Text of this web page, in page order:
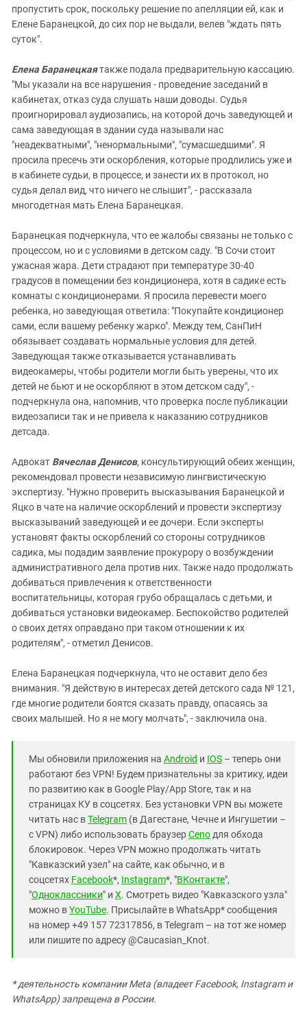
пропустить срок, поскольку решение по апелляции ей, как и
Елене Баранецкой, до сих пор не выдали, велев "ждать пять
суток".
Елена Баранецкаятакже подала предварительную кассацию.
"Мы указали на все нарушения - проведение заседаний в
кабинетах, отказ суда слушать наши доводы. Судья
проигнорировал аудиозапись, на которой дочь заведующей и
сама заведующая в здании суда называли нас
"неадекватными", "ненормальными", "сумасшедшими". Я
просила пресечь эти оскорбления, которые продлились уже и
в кабинете судьи, в процессе, и занести их в протокол, но
судья делал вид, что ничего не слышит", - рассказала
многодетная мать Елена Баранецкая.
Баранецкая подчеркнула, что ее жалобы связаны не только с
процессом, но и с условиями в детском саду. "В Сочи стоит
ужасная жара. Дети страдают при температуре 30-40
градусов в помещении без кондиционера, хотя в садике есть
комнаты с кондиционерами. Я просила перевести моего
ребенка, но заведующая ответила: "Покупайте кондиционер
сами, если вашему ребенку жарко". Между тем, СанПиН
обязывает создавать нормальные условия для детей.
Заведующая также отказывается устанавливать
видеокамеры, чтобы родители могли быть уверены, что их
детей не бьют и не оскорбляют в этом детском саду", -
подчеркнула она, напомнив, что проверка после публикации
видеозаписи так и не привела к наказанию сотрудников
детсада.
Адвокат Вячеслав Денисов, консультирующий обеих женщин,
рекомендовал провести независимую лингвистическую
экспертизу. "Нужно проверить высказывания Баранецкой и
Яцко в чате на наличие оскорблений и провести экспертизу
высказываний заведующей и ее дочери. Если эксперты
установят факты оскорблений со стороны сотрудников
садика, мы подадим заявление прокурору о возбуждении
административного дела против них. Также надо продолжать
добиваться привлечения к ответственности
воспитательницы, которая грубо обращалась с детьми, и
добиваться установки видеокамер. Беспокойство родителей
о своих детях оправдано при таком отношении к их
родителям", - отметил Денисов.
Елена Баранецкая подчеркнула, что не оставит дело без
внимания. "Я действую в интересах детей детского сада № 121,
где многие родители боятся сказать правду, опасаясь за
своих малышей. Но я не могу молчать", - заключила она.
Мы обновили приложения на Android и IOS – теперь они
работают без VPN! Будем признательны за критику, идеи
по развитию как в Google Play/App Store, так и на
страницах КУ в соцсетях. Без установки VPN вы можете
читать нас вTelegram (в Дагестане, Чечне и Ингушетии –
с VPN) либо использовать браузерCeno для обхода
блокировок. Через VPN можно продолжать читать
"Кавказский узел" на сайте, как обычно, и в
соцсетях Facebook*, Instagram*, "ВКонтакте",
"Одноклассники" и X. Смотреть видео "Кавказского узла"
можно вYouTube. Присылайте в WhatsApp* сообщения
на номер +49 157 72317856, в Telegram – на тот же номер
или пишите по адресу @Caucasian_Knot.
*деятельность компании Meta (владеет Facebook, Instagram и
WhatsApp) запрещена в России.